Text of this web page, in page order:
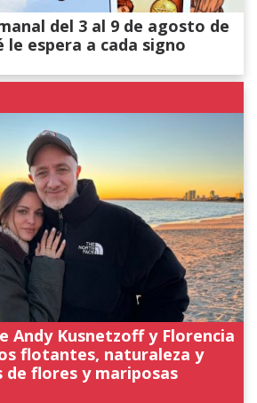
del 3 al 9 de agosto de
le espera a cada signo
Andy Kusnetzoff y Florencia
flotantes, naturaleza y
de flores y mariposas